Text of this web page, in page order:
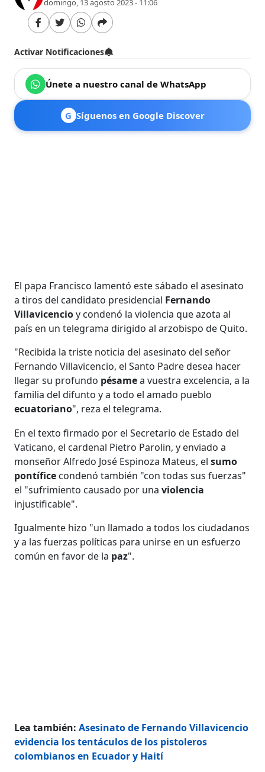
domingo, 13 agosto 2023 - 11:06
Activar Notificaciones
Únete a nuestro canal de WhatsApp
G Síguenos en Google Discover
El papa Francisco lamentó este sábado el asesinato
a tiros del candidato presidencial Fernando
Villavicencioy condenó la violencia que azota al
país en un telegrama dirigido al arzobispo de Quito.
"Recibida la triste noticia del asesinato del señor
Fernando Villavicencio, el Santo Padre desea hacer
llegar su profundo pésamea vuestra excelencia, a la
familia del difunto y a todo el amado pueblo
ecuatoriano", reza el telegrama.
En el texto firmado por el Secretario de Estado del
Vaticano, el cardenal Pietro Parolin, y enviado a
monseñor Alfredo José Espinoza Mateus, el sumo
pontífice condenó también "con todas sus fuerzas"
el "sufrimiento causado por unaviolencia
injustificable".
Igualmente hizo "un llamado a todos los ciudadanos
y a las fuerzas políticas para unirse en un esfuerzo
común en favor de la paz".
Lea también:Asesinato de Fernando Villavicencio
evidencia los tentáculos de los pistoleros
colombianos en Ecuador y Haití